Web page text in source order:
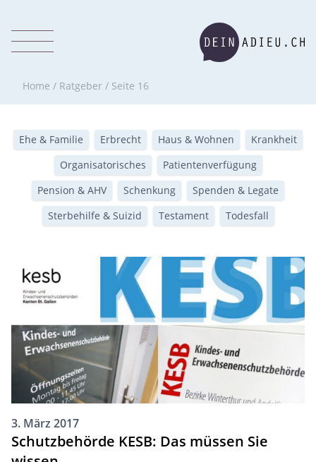
Home / Ratgeber / Seite 16
Ehe & Familie Erbrecht Haus & Wohnen
Krankheit
Organisatorisches
Patientenverfügung
Pension & AHV
Schenkung
Spenden & Legate
Sterbehilfe & Suizid
Testament Todesfall
3. März 2017
Schutzbehörde KESB: Das müssen Sie